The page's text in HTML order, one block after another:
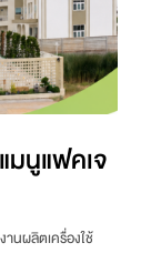
นูแฟคเจ
นผลิตเครื่องใช้